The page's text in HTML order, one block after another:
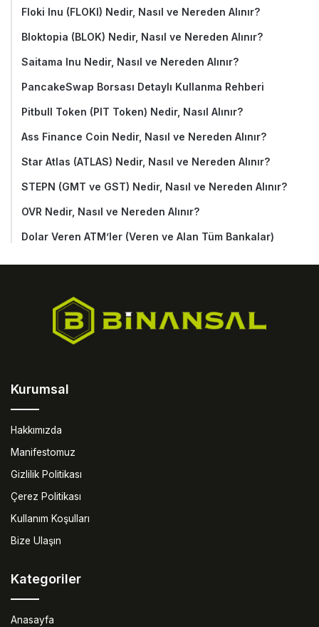
Floki Inu (FLOKI) Nedir, Nasıl ve Nereden Alınır?
Bloktopia (BLOK) Nedir, Nasıl ve Nereden Alınır?
Saitama Inu Nedir, Nasıl ve Nereden Alınır?
PancakeSwap Borsası Detaylı Kullanma Rehberi
Pitbull Token (PIT Token) Nedir, Nasıl Alınır?
Ass Finance Coin Nedir, Nasıl ve Nereden Alınır?
Star Atlas (ATLAS) Nedir, Nasıl ve Nereden Alınır?
STEPN (GMT ve GST) Nedir, Nasıl ve Nereden Alınır?
OVR Nedir, Nasıl ve Nereden Alınır?
Dolar Veren ATM’ler (Veren ve Alan Tüm Bankalar)
Kurumsal
Hakkımızda
Manifestomuz
Gizlilik Politikası
Çerez Politikası
Kullanım Koşulları
Bize Ulaşın
Kategoriler
Anasayfa